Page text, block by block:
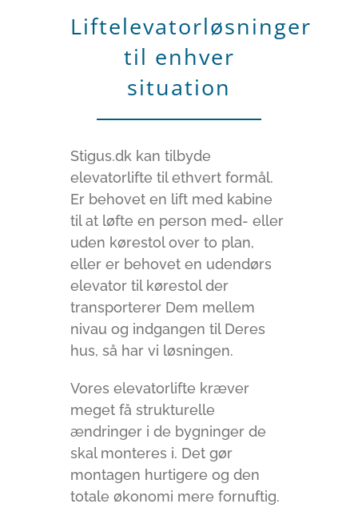
Liftelevatorløsninger
til enhver
situation
Stigus.dk kan tilbyde
elevatorlifte til ethvert formål.
Er behovet en lift med kabine
til at løfte en person med- eller
uden kørestol over to plan,
eller er behovet en udendørs
elevator til kørestol der
transporterer Dem mellem
nivau og indgangen til Deres
hus, så har vi løsningen.
Vores elevatorlifte kræver
meget få strukturelle
ændringer i de bygninger de
skal monteres i. Det gør
montagen hurtigere og den
totale økonomi mere fornuftig.